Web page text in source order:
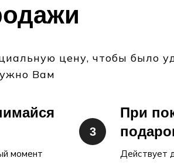
цену, чтобы было
Вам
момент
При
Действует